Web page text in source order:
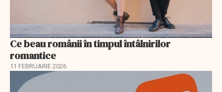
Ce beau românii în timpul întâlnirilor
romantice
11 FEBRUARIE 2026